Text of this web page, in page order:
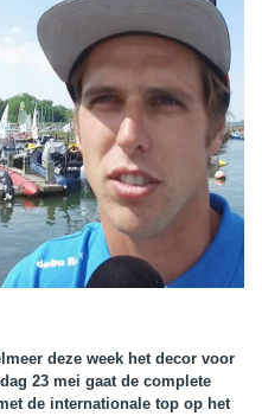
deze week het decor voor
23 mei gaat de complete
de internationale top op het